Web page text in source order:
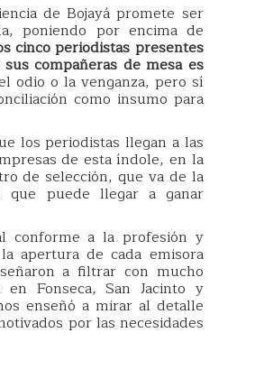
de Bojayá promete ser
poniendo por encima de
cinco periodistas presentes
compañeras de mesa es
odio o la venganza, pero sí
como insumo para
los periodistas llegan a las
de esta índole, en la
de selección, que va de la
puede llegar a ganar
conforme a la profesión y
apertura de cada emisora
a filtrar con mucho
Fonseca, San Jacinto y
enseñó a mirar al detalle
por las necesidades